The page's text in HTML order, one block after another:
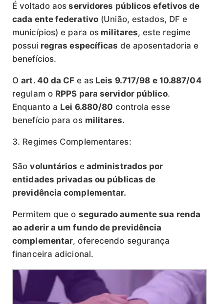
É voltado aos servidores públicos efetivos de
cada ente federativo (União, estados, DF e
municípios) e para os militares, este regime
possuiregras específicas de aposentadoria e
benefícios.
Oart. 40 da CF e as Leis 9.717/98 e 10.887/04
regulam o RPPS para servidor público.
Enquanto a Lei 6.880/80 controla esse
benefício para os militares.
Regimes Complementares:
Sãovoluntários eadministrados por
entidades privadas ou públicas de
previdência complementar.
Permitem que o segurado aumente sua renda
ao aderir a um fundo de previdência
complementar, oferecendo segurança
financeira adicional.